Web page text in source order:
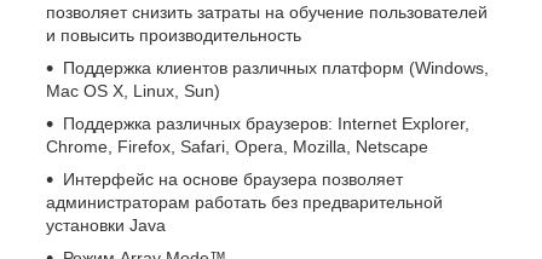
позволяет снизить затраты на обучение пользователей
и повысить производительность
Поддержка клиентов различных платформ (Windows,
Mac OS X, Linux, Sun)
Поддержка различных браузеров: Internet Explorer,
Chrome, Firefox, Safari, Opera, Mozilla, Netscape
Интерфейс на основе браузера позволяет
администраторам работать без предварительной
установки Java